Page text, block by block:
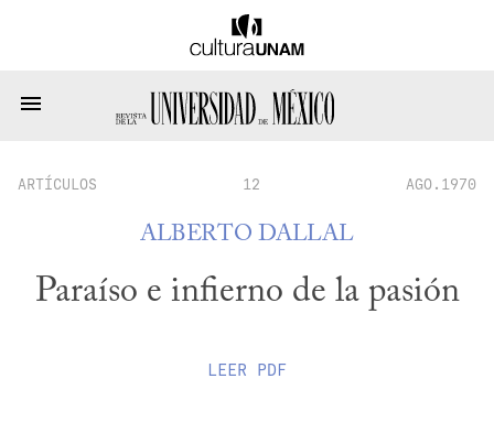
ARTÍCULOS 12 AGO.1970
ALBERTO DALLAL
Paraíso e infierno de la pasión
LEER PDF